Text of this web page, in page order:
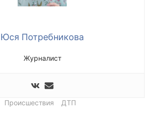
Юся Потребникова
Журналист
Происшествия ДТП